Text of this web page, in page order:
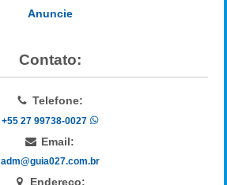
Anuncie
Contato:
Telefone:
+55 27 99738-0027
Email:
adm@guia027.com.br
Endereço: